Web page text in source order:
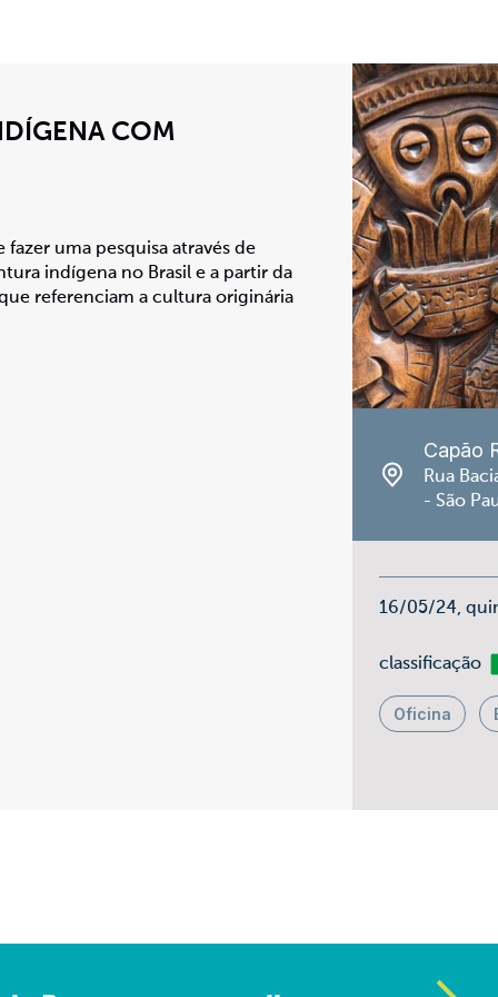
COM
fazer uma pesquisa através de
indígena no Brasil e a partir da
referenciam a cultura originária
Capão
Rua
- São
16/05/24,
classificação
Oficina